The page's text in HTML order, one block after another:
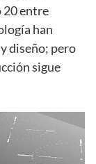
20 entre
han
diseño; pero
sigue